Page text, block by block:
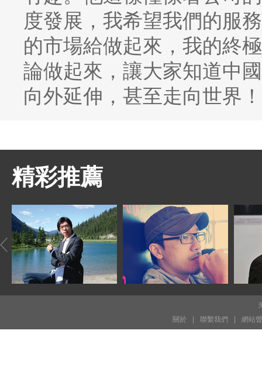
度發展，我希望我們的服
的市場給做起來，我的終
論做起來，讓大家知道中
向外延伸，甚至走向世界！
精彩推薦
關於
聯繫我們 網站